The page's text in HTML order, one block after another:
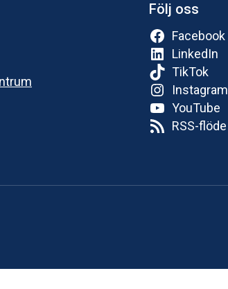
Följ oss
Facebook
LinkedIn
TikTok
Instagram
YouTube
RSS-flöde